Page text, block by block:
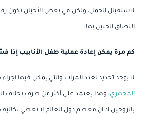
لاستقبال الحمل، ولكن في بعض الأحيان تكون
التصاق الجنين بها.
كم مرة يمكن إعادة عملية طفل الأنابيب إذا
لا يوجد تحديد لعدد المرات والتي يمكن فيها
المجهري، وهذا يعتمد على أكثر من ظرف بخلاف
بالزوجين اذ ان معظم دول العالم لا تغطي